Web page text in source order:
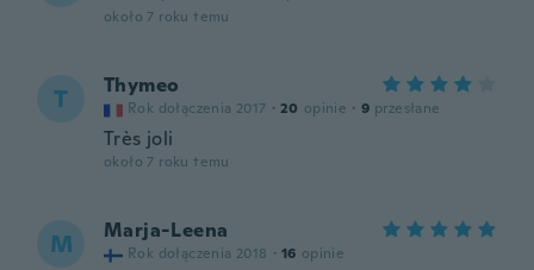
około 7 roku temu
T Thymeo
Rok dołączenia 2017 · 20 opinie · 9 przesłane
Très joli
około 7 roku temu
M Marja-Leena
Rok dołączenia 2018 · 16 opinie